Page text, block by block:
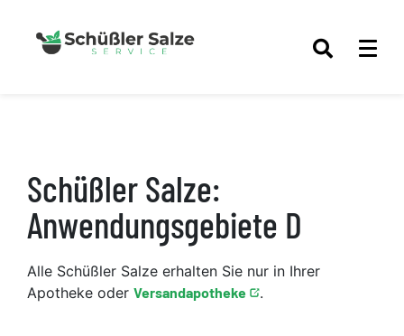
Schüßler Salze:
Anwendungsgebiete D
Alle Schüßler Salze erhalten Sie nur in Ihrer
Apotheke oder Versandapotheke .